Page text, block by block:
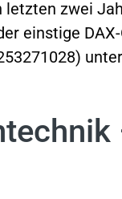
zwei
einstige